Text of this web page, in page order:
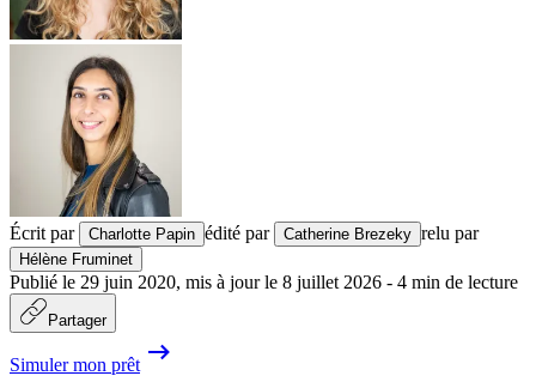
Écrit par Charlotte Papin édité par Catherine Brezeky relu par
Hélène Fruminet
Publié le 29 juin 2020, mis à jour le 8 juillet 2026 - 4 min de lecture
Partager
Simuler mon prêt